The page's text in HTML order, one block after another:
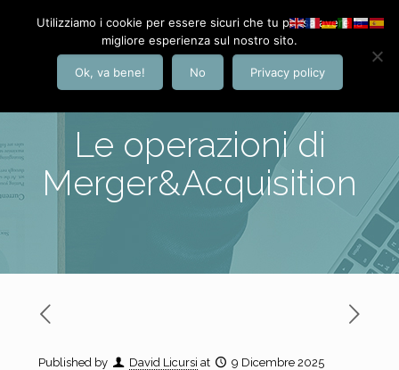
Le operazioni di
Merger&Acquisition
Published by David Licursi at 9 Dicembre 2025
Utilizziamo i cookie per essere sicuri che tu possa avere la
migliore esperienza sul nostro sito.
Ok, va bene! No Privacy policy